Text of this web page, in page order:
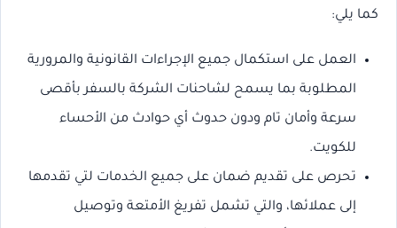
كما يلي:
العمل على استكمال جميع الإجراءات القانونية والمرورية
المطلوبة بما يسمح لشاحنات الشركة بالسفر بأقصى
سرعة وأمان تام ودون حدوث أي حوادث من الأحساء
للكويت.
تحرص على تقديم ضمان على جميع الخدمات لتي تقدمها
إلى عملائها، والتي تشمل تفريغ الأمتعة وتوصيل